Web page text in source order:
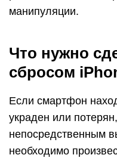
манипуляции.
Что нужно
сбросом
Если смартфон
украден или
непосредственным
необходимо